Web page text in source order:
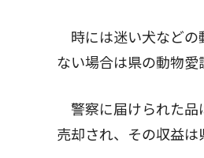
時には迷い犬などの
ない場合は県の動物愛
警察に届けられた品
売却され、その収益は